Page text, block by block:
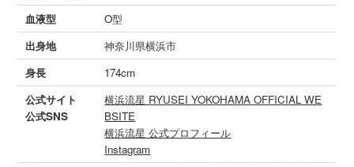
血液型
O型
出身地
神奈川県横浜市
身長
174cm
公式サイト
公式SNS
横浜流星 RYUSEI YOKOHAMA OFFICIAL WE
BSITE
横浜流星 公式プロフィール
Instagram